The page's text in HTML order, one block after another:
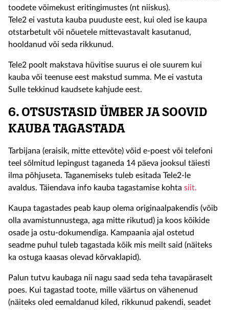
toodete võimekust eritingimustes (nt niiskus).
Tele2 ei vastuta kauba puuduste eest, kui oled ise kaupa
otstarbetult või nõuetele mittevastavalt kasutanud,
hooldanud või seda rikkunud.
Tele2 poolt makstava hüvitise suurus ei ole suurem kui
kauba või teenuse eest makstud summa. Me ei vastuta
Sulle tekkinud kaudsete kahjude eest.
6. OTSUSTASID ÜMBER JA SOOVID
KAUBA TAGASTADA
Tarbijana (eraisik, mitte ettevõte) võid e-poest või telefoni
teel sõlmitud lepingust taganeda 14 päeva jooksul täiesti
ilma põhjuseta. Taganemiseks tuleb esitada Tele2-le
avaldus. Täiendava info kauba tagastamise kohta siit.
Kaupa tagastades peab kaup olema originaalpakendis (võib
olla avamistunnustega, aga mitte rikutud) ja koos kõikide
osade ja ostu-dokumendiga. Kampaania ajal ostetud
seadme puhul tuleb tagastada kõik mis meilt said (näiteks
ka ostuga kaasas olevad kõrvaklapid).
Palun tutvu kaubaga nii nagu saad seda teha tavapäraselt
poes. Kui tagastad toote, mille väärtus on vähenenud
(näiteks oled eemaldanud kiled, rikkunud pakendi, seadet